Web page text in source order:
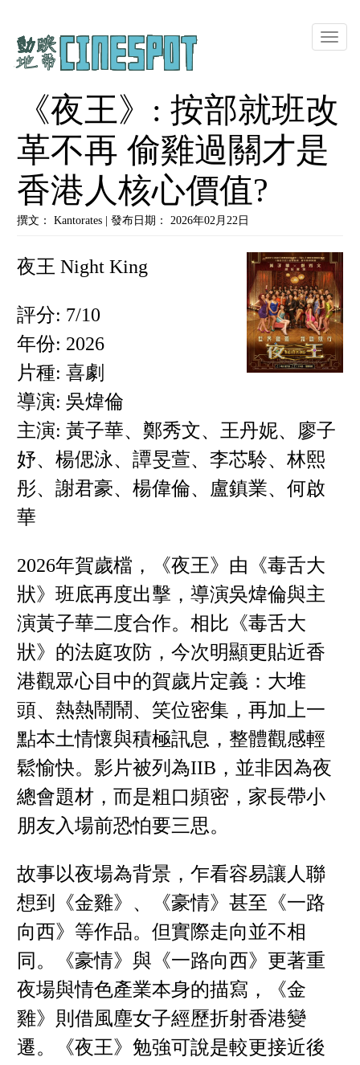
Toggle
《夜王》: 按部就班改
革不再 偷雞過關才是
香港人核心價值?
撰文： Kantorates | 發布日期： 2026年02月22日
夜王 Night King
評分: 7/10
年份: 2026
片種: 喜劇
導演: 吳煒倫
主演: 黃子華、鄭秀文、王丹妮、廖子
妤、楊偲泳、譚旻萱、李芯駖、林熙
彤、謝君豪、楊偉倫、盧鎮業、何啟
華
2026年賀歲檔，《夜王》由《毒舌大
狀》班底再度出擊，導演吳煒倫與主
演黃子華二度合作。相比《毒舌大
狀》的法庭攻防，今次明顯更貼近香
港觀眾心目中的賀歲片定義：大堆
頭、熱熱鬧鬧、笑位密集，再加上一
點本土情懷與積極訊息，整體觀感輕
鬆愉快。影片被列為IIB，並非因為夜
總會題材，而是粗口頻密，家長帶小
朋友入場前恐怕要三思。
故事以夜場為背景，乍看容易讓人聯
想到《金雞》、《豪情》甚至《一路
向西》等作品。但實際走向並不相
同。《豪情》與《一路向西》更著重
夜場與情色產業本身的描寫，《金
雞》則借風塵女子經歷折射香港變
遷。《夜王》勉強可說是較更接近後